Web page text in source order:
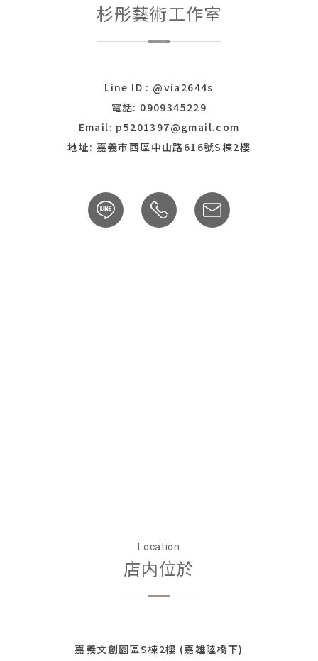
杉彤藝術工作室
Line ID : @via2644s
電話: 0909345229
Email: p5201397@gmail.com
地址: 嘉義市西區中山路616號S棟2樓
Location
店内位於
嘉義文創園區S棟2樓 (嘉雄陸橋下)